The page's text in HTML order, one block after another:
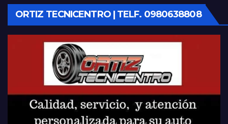
ORTIZ TECNICENTRO | TELF. 0980638808